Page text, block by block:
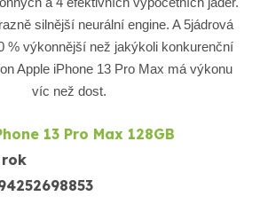
silnější neurální engine. A 5jádrová
% výkonnější než jakýkoli konkurenční
Apple iPhone 13 Pro Max má výkonu
víc než dost.
13 Pro Max 128GB
rok